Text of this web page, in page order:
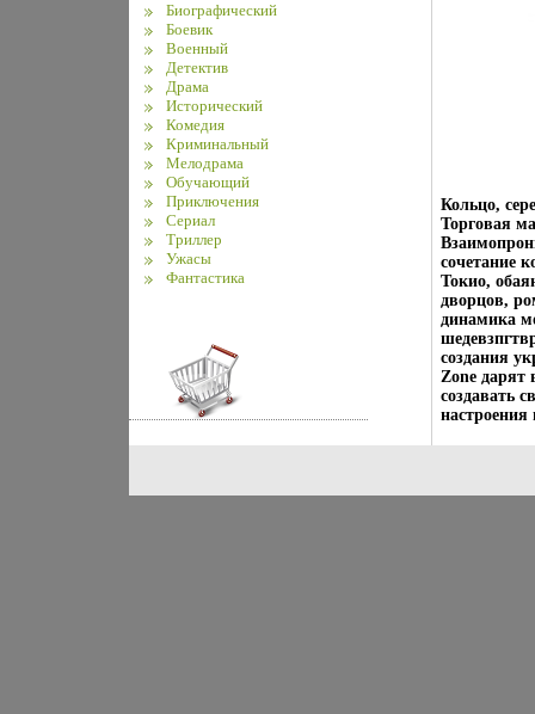
Биографический
Боевик
Военный
Детектив
Драма
Исторический
Комедия
Криминальный
Мелодрама
Обучающий
Приключения
Сериал
Триллер
Ужасы
Фантастика
Кольцо,
Торговая
сочетание
Токио,
дворцов,
динамика
создания
Zone дарят
создавать
настроения